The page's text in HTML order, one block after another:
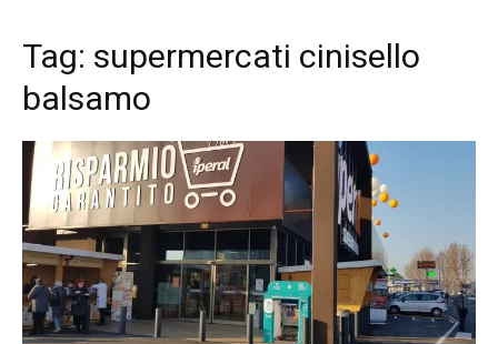
Tag: supermercati cinisello
balsamo